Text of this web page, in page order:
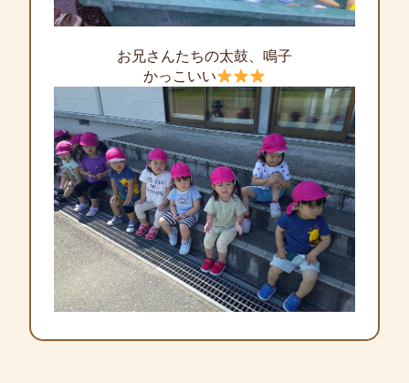
お兄さんたちの太鼓、鳴子
かっこいい